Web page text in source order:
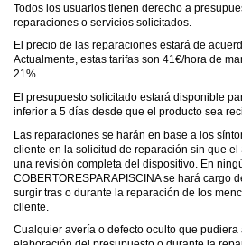
Todos los usuarios tienen derecho a
reparaciones o servicios solicitados.
El precio de las reparaciones estará de
Actualmente, estas tarifas son 41€/hora de
21%
El presupuesto solicitado estará disponible
inferior a 5 días desde que el producto sea
Las reparaciones se harán en base a los
cliente en la solicitud de reparación sin que
una revisión completa del dispositivo. En
COBERTORESPARAPISCINA se hará cargo
surgir tras o durante la reparación de los
cliente.
Cualquier avería o defecto oculto que